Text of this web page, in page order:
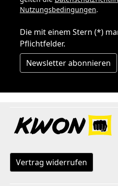
Nutzungsbedingungen.
Die mit einem Stern (*)
Pflichtfelder.
Newsletter abonnieren
Vertrag widerrufen